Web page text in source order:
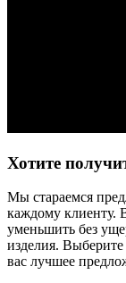
Хотите
Мы стараемся
каждому клиенту.
уменьшить без
изделия.
вас лучшее